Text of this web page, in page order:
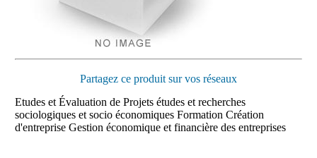
Partagez ce produit sur vos réseaux
Etudes et Évaluation de Projets études et recherches
sociologiques et socio économiques Formation Création
d'entreprise Gestion économique et financière des entreprises